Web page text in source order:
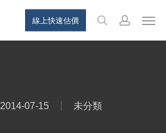
線上快速估價
searchaccount
2014-07-15 未分類